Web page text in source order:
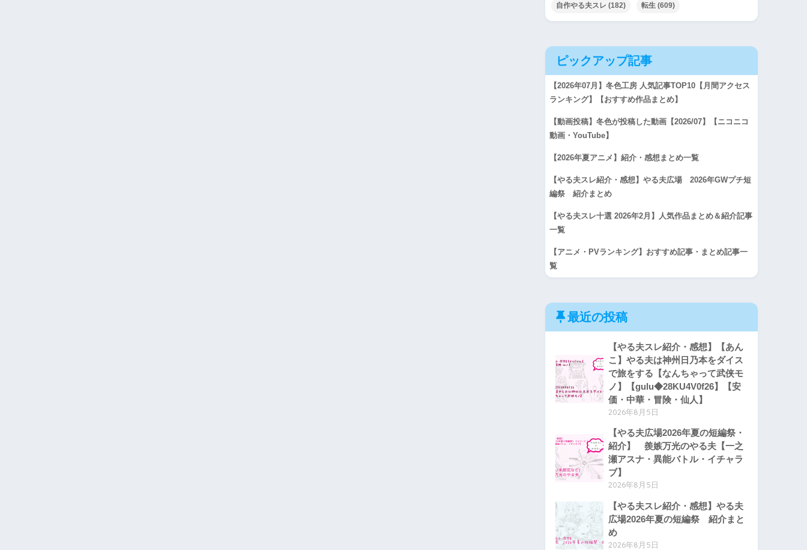
自作やる夫スレ (182) 転生 (609)
ピックアップ記事
【2026年07月】冬色工房 人気記事TOP10【月間アクセス
ランキング】【おすすめ作品まとめ】
【動画投稿】冬色が投稿した動画【2026/07】【ニコニコ
動画・YouTube】
【2026年夏アニメ】紹介・感想まとめ一覧
【やる夫スレ紹介・感想】やる夫広場 2026年GWプチ短
編祭 紹介まとめ
【やる夫スレ十選 2026年2月】人気作品まとめ＆紹介記事
一覧
【アニメ・PVランキング】おすすめ記事・まとめ記事一
覧
最近の投稿
【やる夫スレ紹介・感想】【あん
こ】やる夫は神州日乃本をダイス
で旅をする【なんちゃって武侠モ
ノ】【gulu◆28KU4V0f26】【安
価・中華・冒険・仙人】
2026年8月5日
【やる夫広場2026年夏の短編祭・
紹介】 羨嫉万光のやる夫【一之
瀬アスナ・異能バトル・イチャラ
ブ】
2026年8月5日
【やる夫スレ紹介・感想】やる夫
広場2026年夏の短編祭 紹介まと
め
2026年8月5日